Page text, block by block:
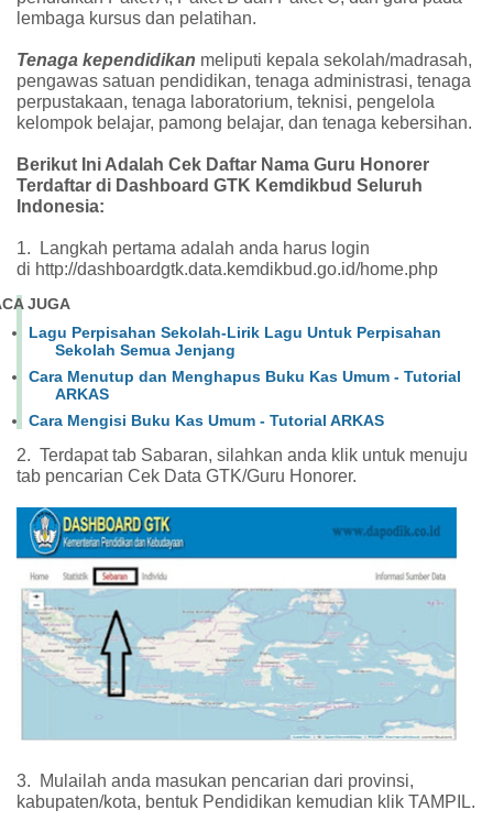
lembaga kursus dan pelatihan.
Tenaga kependidikan meliputi kepala sekolah/madrasah,
pengawas satuan pendidikan, tenaga administrasi, tenaga
perpustakaan, tenaga laboratorium, teknisi, pengelola
kelompok belajar, pamong belajar, dan tenaga kebersihan.
Berikut Ini Adalah Cek Daftar Nama Guru Honorer
Terdaftar di Dashboard GTK Kemdikbud Seluruh
Indonesia:
1.
Langkah pertama adalah anda harus login
di http://dashboardgtk.data.kemdikbud.go.id/home.php
JUGA
Lagu Perpisahan Sekolah-Lirik Lagu Untuk Perpisahan
Sekolah Semua Jenjang
Cara Menutup dan Menghapus Buku Kas Umum - Tutorial
ARKAS
Cara Mengisi Buku Kas Umum - Tutorial ARKAS
2. Terdapat tab Sabaran, silahkan anda klik untuk menuju
tab pencarian Cek Data GTK/Guru Honorer.
3.
Mulailah anda masukan pencarian dari provinsi,
kabupaten/kota, bentuk Pendidikan kemudian klik TAMPIL.